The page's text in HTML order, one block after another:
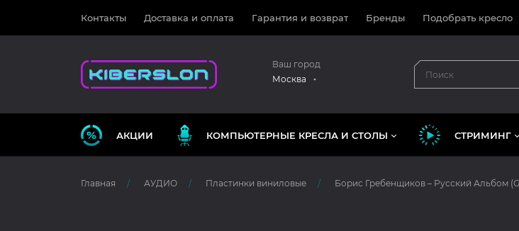
Контакты Доставка и оплата Гарантия и возврат Бренды Подобрать кресло
Ваш город
Москва
АКЦИИ КОМПЬЮТЕРНЫЕ КРЕСЛА И СТОЛЫ СТРИМИНГ
Главная АУДИО Пластинки виниловые Борис Гребенщиков – Русский Альбом